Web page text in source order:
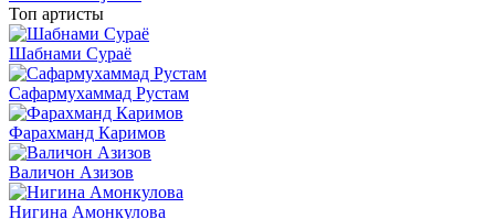
Топ артисты
Шабнами Сураё
Сафармухаммад Рустам
Фарахманд Каримов
Валичон Азизов
Нигина Амонкулова